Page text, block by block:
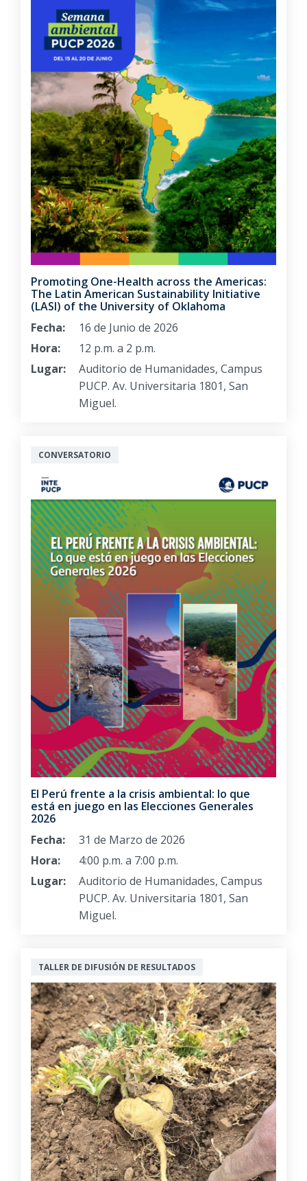
Promoting One-Health across the Americas:
The Latin American Sustainability Initiative
(LASI) of the University of Oklahoma
Fecha:
16 de Junio de 2026
Hora:
12 p.m. a 2 p.m.
Lugar:
Auditorio de Humanidades, Campus
PUCP. Av. Universitaria 1801, San
Miguel.
CONVERSATORIO
El Perú frente a la crisis ambiental: lo que
está en juego en las Elecciones Generales
2026
Fecha:
31 de Marzo de 2026
Hora:
4:00 p.m. a 7:00 p.m.
Lugar:
Auditorio de Humanidades, Campus
PUCP. Av. Universitaria 1801, San
Miguel.
TALLER DE DIFUSIÓN DE RESULTADOS